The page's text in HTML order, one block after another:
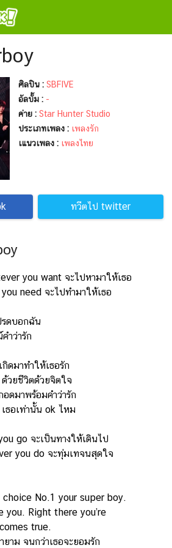
ศิลปิน : SBFIVE
อัลบั้ม : -
ค่าย : Star Hunter Studio
ประเภทเพลง : เพลงรัก
เแนวเพลง : เพลงไทย
ทวีตไป twitter
you want จะไปหามาให้เธอ
need จะไปทำมาให้เธอ
ดบอกฉัน
ำว่ารัก
ดมาทำให้เธอรัก
วยชีวิตด้วยจิตใจ
ดมาพร้อมคำว่ารัก
ธอเท่านั้น ok ไหม
go จะเป็นทางให้เดินไป
you do จะทุ่มเทจนสุดใจ
choice No.1 your super boy.
Right there you’re
true.
าม จนกว่าเธอจะยอมรัก